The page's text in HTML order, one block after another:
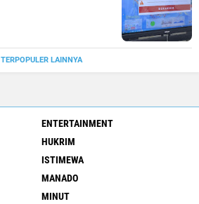
TERPOPULER LAINNYA
ENTERTAINMENT
HUKRIM
ISTIMEWA
MANADO
MINUT